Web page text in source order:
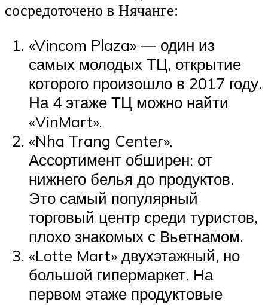
сосредоточено в Нячанге:
«Vincom Plaza» — один из
самых молодых ТЦ, открытие
которого произошло в 2017 году.
На 4 этаже ТЦ можно найти
«VinMart».
«Nha Trang Center».
Ассортимент обширен: от
нижнего белья до продуктов.
Это самый популярный
торговый центр среди туристов,
плохо знакомых с Вьетнамом.
«Lotte Mart» двухэтажный, но
большой гипермаркет. На
первом этаже продуктовые